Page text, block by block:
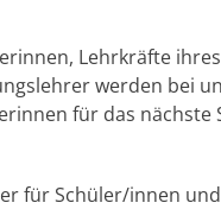
Lehrkräfte ihres
werden bei
für das nächste
für Schüler/innen